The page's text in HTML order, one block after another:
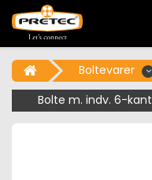
Boltevarer
Bolte m. indv. 6-kant